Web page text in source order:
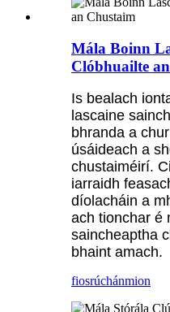
Mála Boinn
Clóbhuailte
Is bealach
lascaine
bhranda a
úsáideach a
chustaiméirí.
iarraidh
díolacháin a
ach tionchar é
saincheaptha
bhaint amach.
fiosrúchánmion